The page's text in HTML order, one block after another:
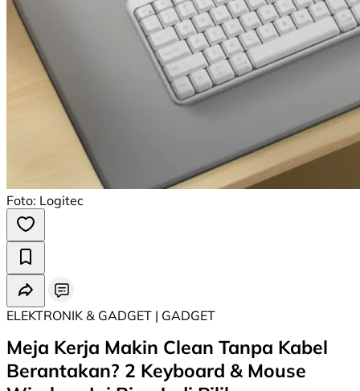
Foto: Logitec
ELEKTRONIK & GADGET | GADGET
Meja Kerja Makin Clean Tanpa Kabel
Berantakan? 2 Keyboard & Mouse